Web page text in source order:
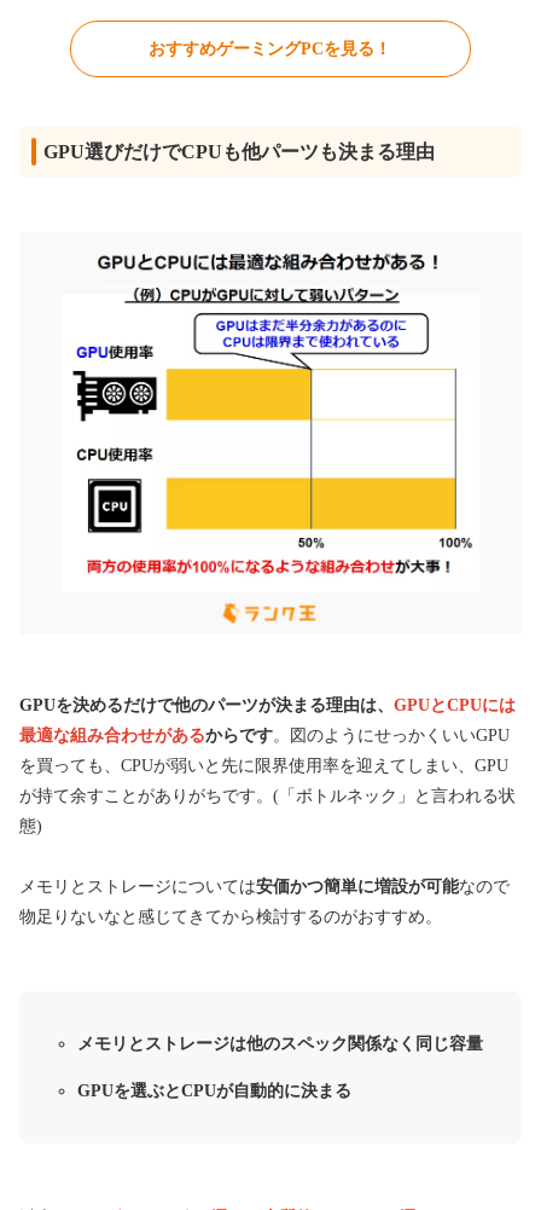
おすすめゲーミングPCを見る！
GPU選びだけでCPUも他パーツも決まる理由
GPUを決めるだけで他のパーツが決まる理由は、 GPUとCPUには
最適な組み合わせがあるからです。図のようにせっかくいいGPU
を買っても、CPUが弱いと先に限界使用率を迎えてしまい、GPU
が持て余すことがありがちです。(「ボトルネック」と言われる状
態)
メモリとストレージについては安価かつ簡単に増設が可能なので
物足りないなと感じてきてから検討するのがおすすめ。
メモリとストレージは他のスペック関係なく同じ容量
GPUを選ぶとCPUが自動的に決まる